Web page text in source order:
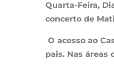
Quarta-Feira,
concerto de
O acesso ao
pais. Nas áreas